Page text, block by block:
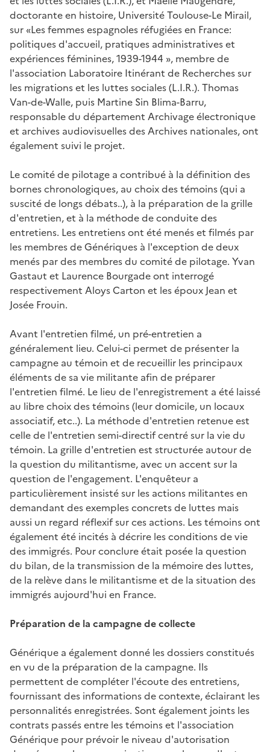
doctorante en histoire, Université Toulouse-Le Mirail,
sur «Les femmes espagnoles réfugiées en France:
politiques d'accueil, pratiques administratives et
expériences féminines, 1939-1944 », membre de
l'association Laboratoire Itinérant de Recherches sur
les migrations et les luttes sociales (L.I.R.). Thomas
Van-de-Walle, puis Martine Sin Blima-Barru,
responsable du département Archivage électronique
et archives audiovisuelles des Archives nationales, ont
également suivi le projet.
Le comité de pilotage a contribué à la définition des
bornes chronologiques, au choix des témoins (qui a
suscité de longs débats..), à la préparation de la grille
d'entretien, et à la méthode de conduite des
entretiens. Les entretiens ont été menés et filmés par
les membres de Génériques à l'exception de deux
menés par des membres du comité de pilotage. Yvan
Gastaut et Laurence Bourgade ont interrogé
respectivement Aloys Carton et les époux Jean et
Josée Frouin.
Avant l'entretien filmé, un pré-entretien a
généralement lieu. Celui-ci permet de présenter la
campagne au témoin et de recueillir les principaux
éléments de sa vie militante afin de préparer
l'entretien filmé. Le lieu de l'enregistrement a été laissé
au libre choix des témoins (leur domicile, un locaux
associatif, etc..). La méthode d'entretien retenue est
celle de l'entretien semi-directif centré sur la vie du
témoin. La grille d'entretien est structurée autour de
la question du militantisme, avec un accent sur la
question de l'engagement. L'enquêteur a
particulièrement insisté sur les actions militantes en
demandant des exemples concrets de luttes mais
aussi un regard réflexif sur ces actions. Les témoins ont
également été incités à décrire les conditions de vie
des immigrés. Pour conclure était posée la question
du bilan, de la transmission de la mémoire des luttes,
de la relève dans le militantisme et de la situation des
immigrés aujourd'hui en France.
Préparation de la campagne de collecte
Générique a également donné les dossiers constitués
en vu de la préparation de la campagne. Ils
permettent de compléter l'écoute des entretiens,
fournissant des informations de contexte, éclairant les
personnalités enregistrées. Sont également joints les
contrats passés entre les témoins et l'association
Générique pour prévoir le niveau d'autorisation